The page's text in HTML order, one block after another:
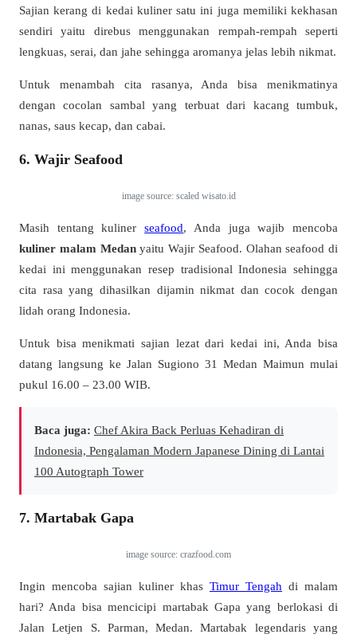
Sajian kerang di kedai kuliner satu ini juga memiliki kekhasan
sendiri yaitu direbus menggunakan rempah-rempah seperti
lengkuas, serai, dan jahe sehingga aromanya jelas lebih nikmat.
Untuk menambah cita rasanya, Anda bisa menikmatinya
dengan cocolan sambal yang terbuat dari kacang tumbuk,
nanas, saus kecap, dan cabai.
6. Wajir Seafood
image source: scaled wisato.id
Masih tentang kulinerseafood, Anda juga wajib mencoba
kuliner malam Medanyaitu Wajir Seafood. Olahan seafood di
kedai ini menggunakan resep tradisional Indonesia sehingga
cita rasa yang dihasilkan dijamin nikmat dan cocok dengan
lidah orang Indonesia.
Untuk bisa menikmati sajian lezat dari kedai ini, Anda bisa
datang langsung ke Jalan Sugiono 31 Medan Maimun mulai
pukul 16.00 – 23.00 WIB.
Baca juga: Chef Akira Back Perluas Kehadiran di
Indonesia, Pengalaman Modern Japanese Dining di Lantai
100 Autograph Tower
7. Martabak Gapa
image source: crazfood.com
Ingin mencoba sajian kuliner khas Timur Tengah di malam
hari? Anda bisa mencicipi martabak Gapa yang berlokasi di
Jalan Letjen S. Parman, Medan. Martabak legendaris yang